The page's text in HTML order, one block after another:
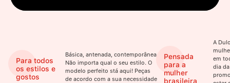
Para todos
os estilos e
gostos
Básica, antenada, contemporânea.
Não importa qual o seu estilo. O
modelo perfeito stá aqui! Peças
de acordo com a sua necessidade
Pensada
para a
mulher
brasileira
A
em
dia